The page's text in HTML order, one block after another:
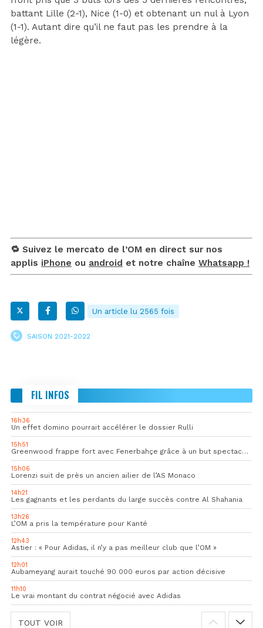
battant Lille (2-1), Nice (1-0) et obtenant un nul à Lyon
(1-1). Autant dire qu’il ne faut pas les prendre à la
légère.
🔁 Suivez le mercato de l’OM en direct sur nos
applis iPhone ou android et notre chaîne Whatsapp !
Un article lu 2565 fois
SAISON 2021-2022
FIL INFOS
16h36
Un effet domino pourrait accélérer le dossier Rulli
15h51
Greenwood frappe fort avec Fenerbahçe grâce à un but spectaculaire
15h06
Lorenzi suit de près un ancien ailier de l’AS Monaco
14h21
Les gagnants et les perdants du large succès contre Al Shahania
13h26
L’OM a pris la température pour Kanté
12h43
Astier : « Pour Adidas, il n’y a pas meilleur club que l’OM »
12h01
Aubameyang aurait touché 90 000 euros par action décisive
11h10
Le vrai montant du contrat négocié avec Adidas
TOUT VOIR